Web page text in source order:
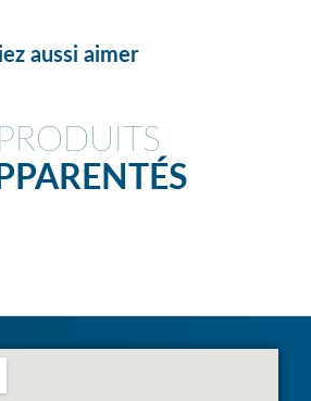
aussi aimer
PRODUITS